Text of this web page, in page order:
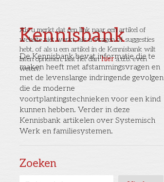
Als u merkt dat een link naar een artikel of
website niet werkt, als u vragen of suggesties
hebt, of als u een artikel in de Kennisbank wilt
laten opnemen, laat het danhiera.u.b. even
weten!
Kennisbank
De Kennisbank bevat informatie die te
maken heeft met afstammingsvragen en
met de levenslange indringende gevolgen
die de moderne
voortplantingstechnieken voor een kind
kunnen hebben. Verder in deze
Kennisbank artikelen over Systemisch
Werk en familiesystemen.
Zoeken